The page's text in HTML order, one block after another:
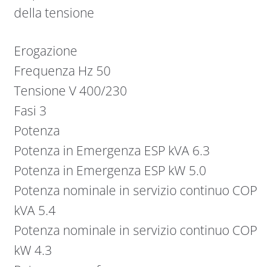
della tensione
Erogazione
Frequenza Hz 50
Tensione V 400/230
Fasi 3
Potenza
Potenza in Emergenza ESP kVA 6.3
Potenza in Emergenza ESP kW 5.0
Potenza nominale in servizio continuo COP
kVA 5.4
Potenza nominale in servizio continuo COP
kW 4.3